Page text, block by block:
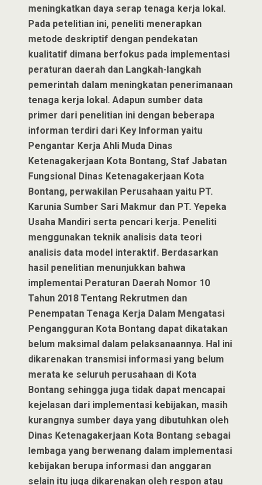
meningkatkan daya serap tenaga kerja lokal.
Pada petelitian ini, peneliti menerapkan
metode deskriptif dengan pendekatan
kualitatif dimana berfokus pada implementasi
peraturan daerah dan Langkah-langkah
pemerintah dalam meningkatan penerimanaan
tenaga kerja lokal. Adapun sumber data
primer dari penelitian ini dengan beberapa
informan terdiri dari Key Informan yaitu
Pengantar Kerja Ahli Muda Dinas
Ketenagakerjaan Kota Bontang, Staf Jabatan
Fungsional Dinas Ketenagakerjaan Kota
Bontang, perwakilan Perusahaan yaitu PT.
Karunia Sumber Sari Makmur dan PT. Yepeka
Usaha Mandiri serta pencari kerja. Peneliti
menggunakan teknik analisis data teori
analisis data model interaktif. Berdasarkan
hasiI penelitian menunjukkan bahwa
implementai Peraturan Daerah Nomor 10
Tahun 2018 Tentang Rekrutmen dan
Penempatan Tenaga Kerja Dalam Mengatasi
Pengangguran Kota Bontang dapat dikatakan
belum maksimal dalam pelaksanaannya. Hal ini
dikarenakan transmisi informasi yang belum
merata ke seluruh perusahaan di Kota
Bontang sehingga juga tidak dapat mencapai
kejelasan dari implementasi kebijakan, masih
kurangnya sumber daya yang dibutuhkan oleh
Dinas Ketenagakerjaan Kota Bontang sebagai
lembaga yang berwenang dalam implementasi
kebijakan berupa informasi dan anggaran
selain itu juga dikarenakan oleh respon atau